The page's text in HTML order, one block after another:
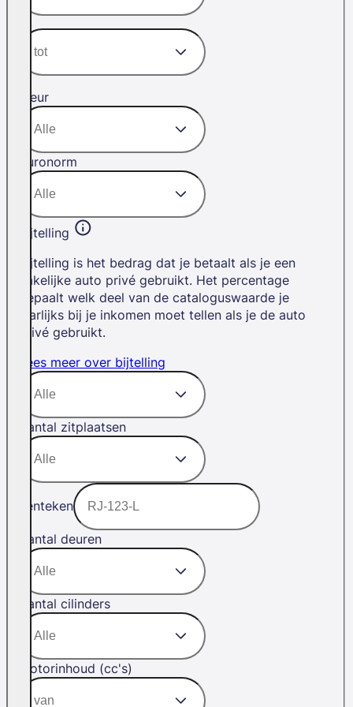
Kleur
Euronorm
Bijtelling
Bijtelling is het bedrag dat je betaalt als je een
zakelijke auto privé gebruikt. Het percentage
bepaalt welk deel van de cataloguswaarde je
jaarlijks bij je inkomen moet tellen als je de auto
privé gebruikt.
Lees meer over bijtelling
Aantal zitplaatsen
Kenteken
Aantal deuren
Aantal cilinders
Motorinhoud (cc's)